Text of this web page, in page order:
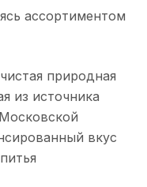
ассортиментом
природная
из источника
вкус